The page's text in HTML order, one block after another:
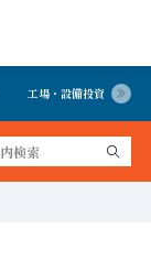
工場・設備投資
公開中 詳細はこちら